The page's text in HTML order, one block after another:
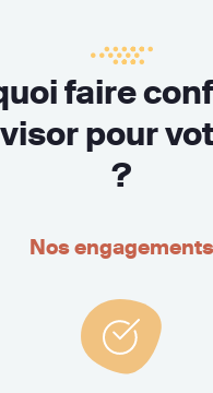
faire
pour
?
Nos engagements